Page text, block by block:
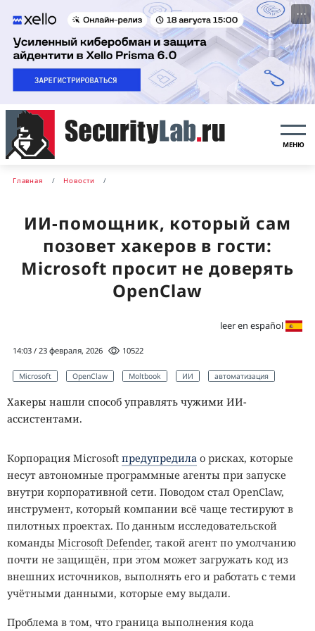
···
МЕНЮ
Главная Новости
ИИ-помощник, который сам
позовет хакеров в гости:
Microsoft просит не доверять
OpenClaw
leer en español
14:03 / 23 февраля, 2026 10522
Microsoft OpenClaw Moltbook ИИ автоматизация
Хакеры нашли способ управлять чужими ИИ-
ассистентами.
Корпорация Microsoft предупредила о рисках, которые
несут автономные программные агенты при запуске
внутри корпоративной сети. Поводом стал OpenClaw,
инструмент, который компании всё чаще тестируют в
пилотных проектах. По данным исследовательской
команды Microsoft Defender, такой агент по умолчанию
почти не защищён, при этом может загружать код из
внешних источников, выполнять его и работать с теми
учётными данными, которые ему выдали.
Проблема в том, что граница выполнения кода